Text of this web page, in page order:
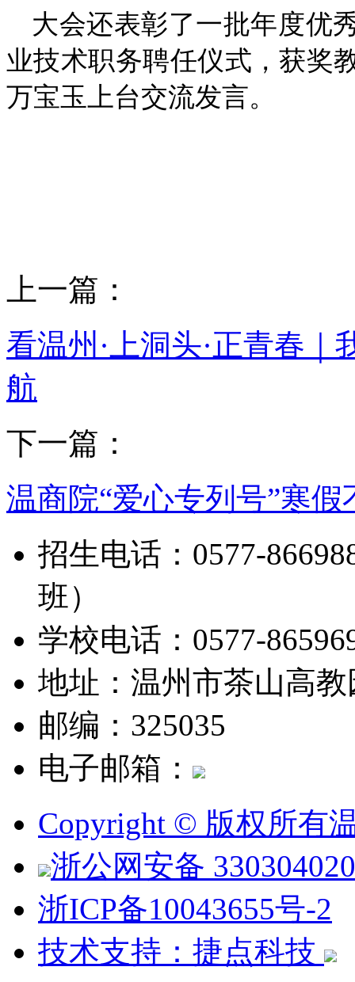
大会还表彰了一批年度优
业技术职务聘任仪式，获奖
万宝玉上台交流发言。
上一篇：
看温州·上洞头·正青春｜
航
下一篇：
温商院“爱心专列号”寒
招生电话：0577-
班）
学校电话：0577-
地址：温州市茶山高教
邮编：325035
电子邮箱：
Copyright © 版权所有
浙公网安备
浙ICP备10043655号-2
技术支持：捷点科技